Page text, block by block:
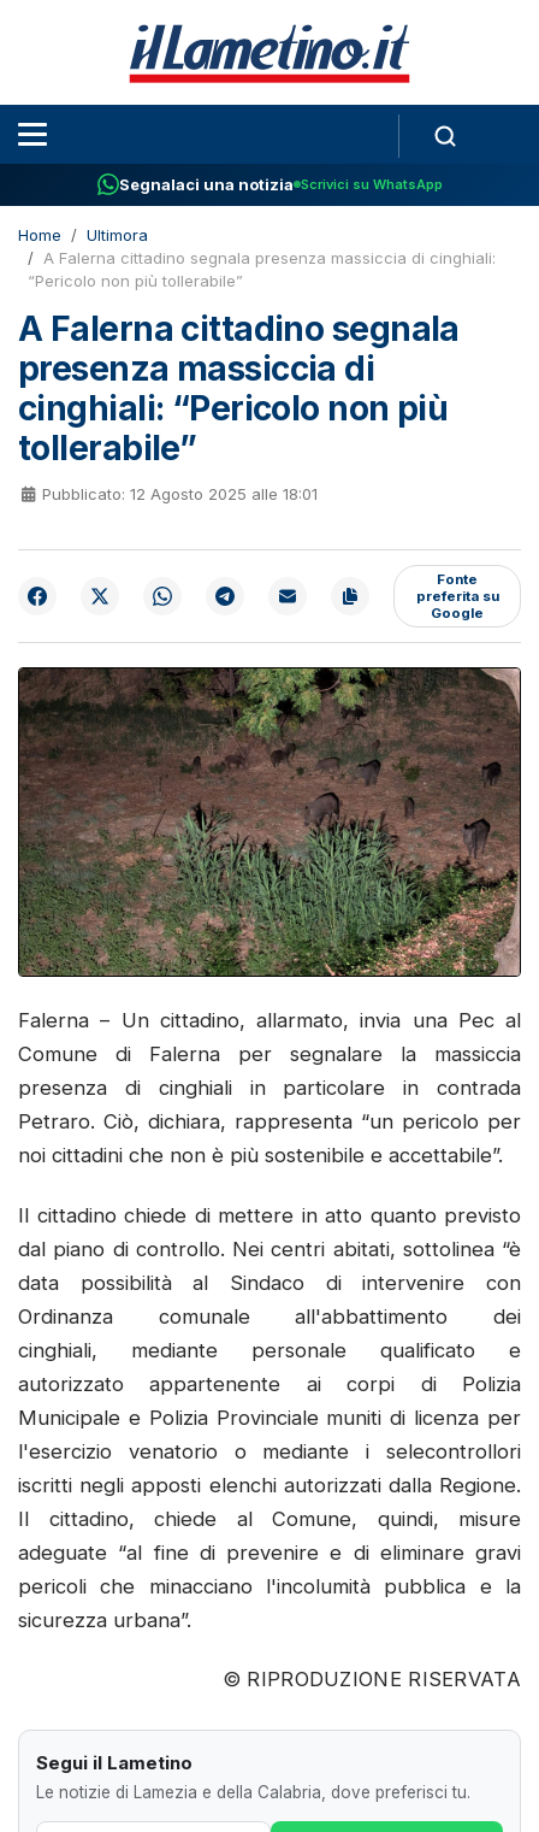
Segnalaci una notizia Scrivici su WhatsApp
Home
Ultimora
A Falerna cittadino segnala presenza massiccia di cinghiali:
“Pericolo non più tollerabile”
A Falerna cittadino segnala
presenza massiccia di
cinghiali: “Pericolo non più
tollerabile”
Pubblicato: 12 Agosto 2025 alle 18:01
Fonte
preferita su
Google
Falerna – Un cittadino, allarmato, invia una Pec al
Comune di Falerna per segnalare la massiccia
presenza di cinghiali in particolare in contrada
Petraro. Ciò, dichiara, rappresenta “un pericolo per
noi cittadini che non è più sostenibile e accettabile”.
Il cittadino chiede di mettere in atto quanto previsto
dal piano di controllo. Nei centri abitati, sottolinea “è
data possibilità al Sindaco di intervenire con
Ordinanza comunale all'abbattimento dei
cinghiali, mediante personale qualificato e
autorizzato appartenente ai corpi di Polizia
Municipale e Polizia Provinciale muniti di licenza per
l'esercizio venatorio o mediante i selecontrollori
iscritti negli apposti elenchi autorizzati dalla Regione.
Il cittadino, chiede al Comune, quindi, misure
adeguate “al fine di prevenire e di eliminare gravi
pericoli che minacciano l'incolumità pubblica e la
sicurezza urbana”.
© RIPRODUZIONE RISERVATA
Segui il Lametino
Le notizie di Lamezia e della Calabria, dove preferisci tu.